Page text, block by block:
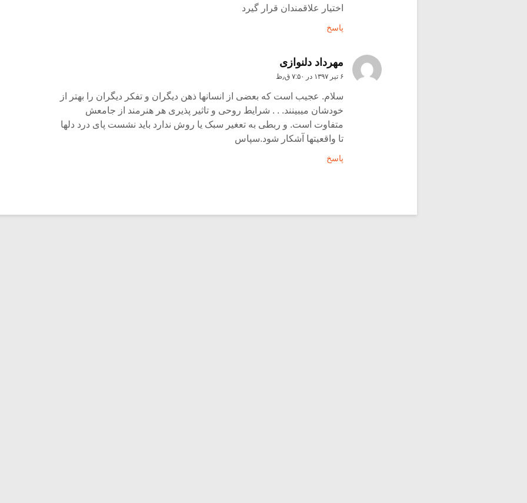
اختیار علاقمندان قرار گیرد
پاسخ
مهرداد دلنوازی
۶ تیر ۱۳۹۷ در ۷:۵۰ ق٫ظ
سلام. عجیب است که بعضی از انسانها ذهن دیگران و تفکر دیگران را بهتر از
خودشان میبینند. . . شرایط روحی و تاثیر پذیری هر هنرمند از جامعش
متفاوت است. و ربطی به تعغیر سبک یا روش ندارد باید نشست پای درد دلها
تا واقعیتها آشکار شود.سپاس
پاسخ